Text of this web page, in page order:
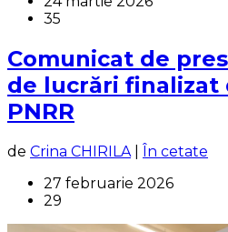
35
Comunicat de
de lucrări finalizat
PNRR
de Crina CHIRILA
În cetate
27 februarie 2026
29